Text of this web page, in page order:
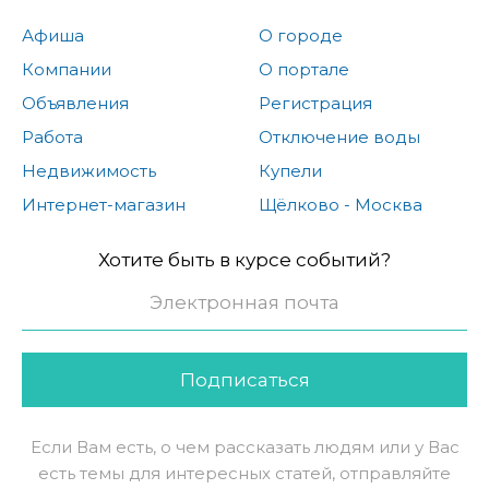
Афиша
Компании
Объявления
Работа
Недвижимость
Интернет-магазин
О городе
О портале
Регистрация
Отключение воды
Купели
Щёлково - Москва
Хотите быть в курсе событий?
Подписаться
Если Вам есть, о чем рассказать людям или у Вас
есть темы для интересных статей, отправляйте